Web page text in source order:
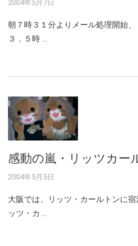
2004年5月7日
朝７時３１分よりメール処理開始
３．５時 …
感動の嵐・リッツカー
2004年5月5日
大阪では、リッツ・カールトンに
ッツ・カ …